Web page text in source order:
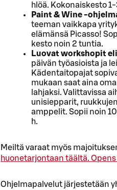
hlöä. Kokonaiskesto
Paint & Wine -
teeman vaikkapa
elämänsä Picasso!
kesto noin 2 tuntia.
Luovat workshopit
päivän työasioista ja
Kädentaitopajat
mukaan saat aina
lahjaksi. Valittavissa
unisiepparit,
amppelit. Sopii noin
h.
Meiltä varaat myös
huonetarjontaan täältä.
Ohjelmapalvelut järjestetään